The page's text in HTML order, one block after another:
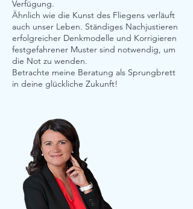
Verfügung.
Ähnlich wie die Kunst des Fliegens verläuft
auch unser Leben. Ständiges Nachjustieren
erfolgreicher Denkmodelle und Korrigieren
festgefahrener Muster sind notwendig, um
die Not zu wenden.
Betrachte meine Beratung als Sprungbrett
in deine glückliche Zukunft!